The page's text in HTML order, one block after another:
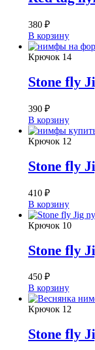
380 ₽
В корзину
Крючок 14
Stone fly
390 ₽
В корзину
Крючок 12
Stone fly
410 ₽
В корзину
Крючок 10
Stone fly
450 ₽
В корзину
Крючок 12
Stone fly